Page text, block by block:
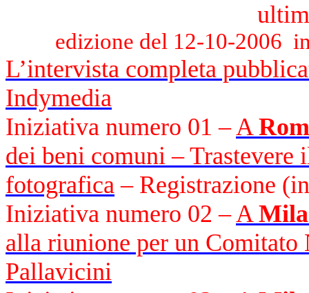
edizione del 12-10-2006
L’intervista completa
Indymedia
Iniziativa numero 01 –A
dei beni comuni – Trastevere
fotografica – Registrazione
Iniziativa numero 02 –A
alla riunione per un
Pallavicini